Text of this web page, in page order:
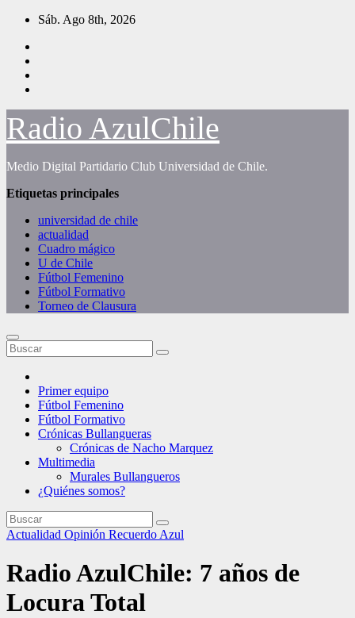
Saltar
contenido
Sáb. Ago 8th, 2026
Radio AzulChile
Medio Digital Partidario Club Universidad de Chile.
Etiquetas principales
universidad de chile
actualidad
Cuadro mágico
U de Chile
Fútbol Femenino
Fútbol Formativo
Torneo de Clausura
Primer equipo
Fútbol Femenino
Fútbol Formativo
Crónicas Bullangueras
Crónicas de Nacho Marquez
Multimedia
Murales Bullangueros
¿Quiénes somos?
Actualidad Opinión Recuerdo Azul
Radio AzulChile: 7 años de
Locura Total